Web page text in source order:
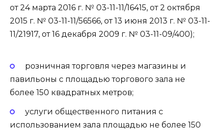
от 24 марта 2016 г. № 03-11-11/16415, от 2 октября
2015 г. № 03-11-11/56566, от 13 июня 2013 г. № 03-11-
11/21917, от 16 декабря 2009 г. № 03-11-09/400);
розничная торговля через магазины и
павильоны с площадью торгового зала не
более 150 квадратных метров;
услуги общественного питания с
использованием зала площадью не более 150